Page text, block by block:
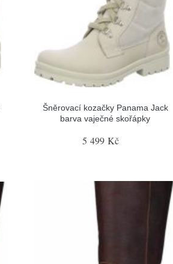
Šněrovací kozačky Panama Jack
barva vaječné skořápky
5 499 Kč